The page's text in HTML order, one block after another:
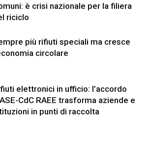
è crisi nazionale per la filiera
riciclo
più rifiuti speciali ma cresce
circolare
elettronici in ufficio: l’accordo
CdC RAEE trasforma aziende e
in punti di raccolta